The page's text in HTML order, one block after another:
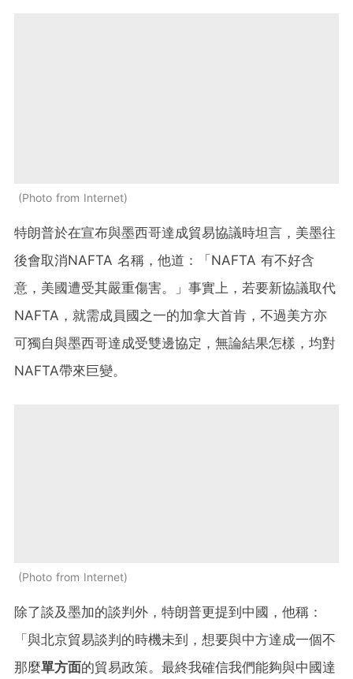
Photo from Internet
特朗普於在宣布與墨西哥達成貿易協議時坦言，美墨往
後會取消NAFTA 名稱，他道：「NAFTA 有不好含
意，美國遭受其嚴重傷害。」事實上，若要新協議取代
NAFTA，就需成員國之一的加拿大首肯，不過美方亦
可獨自與墨西哥達成受雙邊協定，無論結果怎樣，均對
NAFTA帶來巨變。
Photo from Internet
除了談及墨加的談判外，特朗普更提到中國，他稱：
「與北京貿易談判的時機未到，想要與中方達成一個不
那麼單方面的貿易政策。最終我確信我們能夠與中國達